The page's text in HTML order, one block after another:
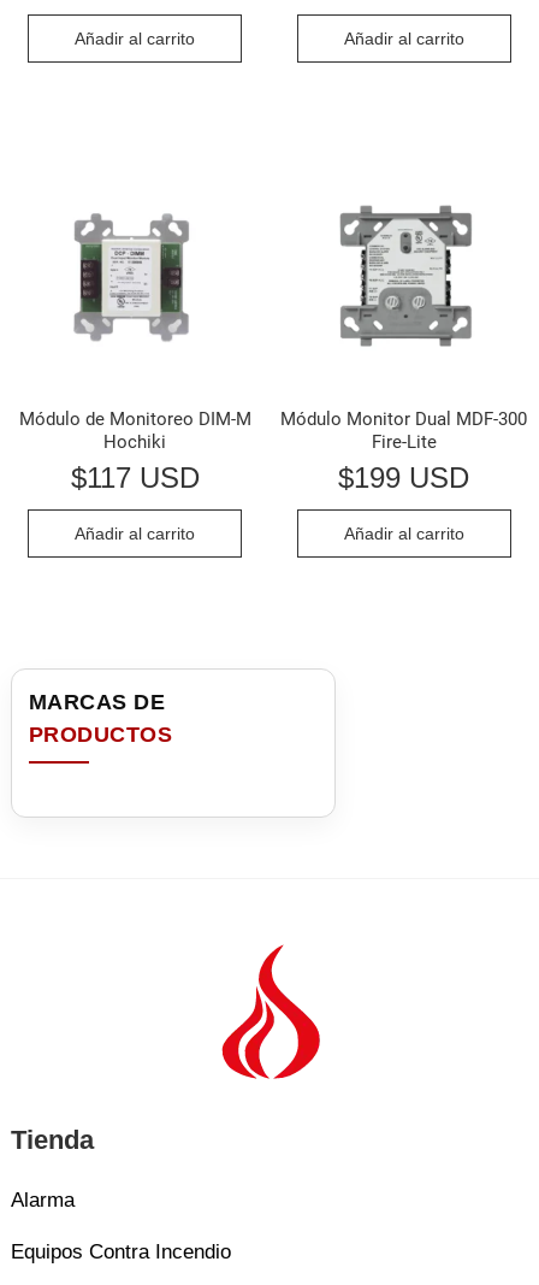
Añadir al carrito Añadir al carrito
Módulo de Monitoreo DIM-M
Hochiki
$117 USD
Añadir al carrito
Módulo Monitor Dual MDF-300
Fire-Lite
$199 USD
Añadir al carrito
Tienda
Alarma
Equipos Contra Incendio